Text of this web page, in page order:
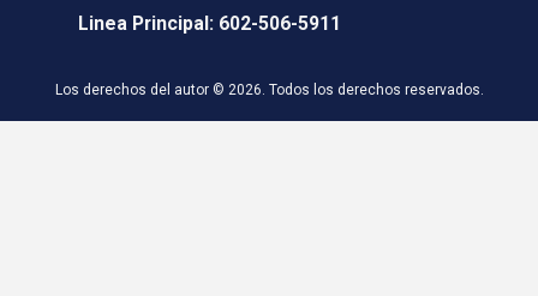
Linea Principal: 602-506-5911
Los derechos del autor © 2026. Todos los derechos reservados.